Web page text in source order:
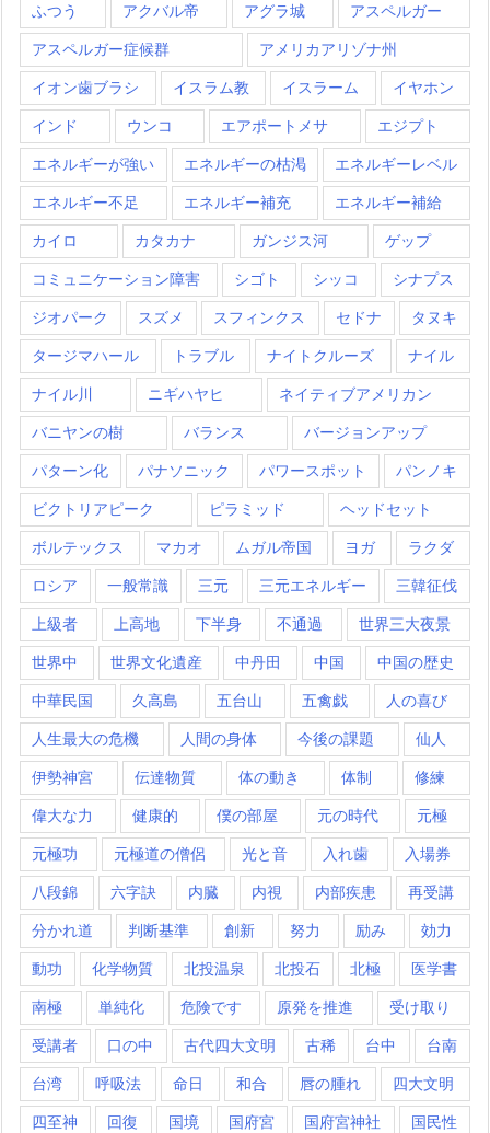
ふつう アクバル帝 アグラ城 アスペルガー
アスペルガー症候群 アメリカアリゾナ州
イオン歯ブラシ イスラム教 イスラーム イヤホン
インド ウンコ エアポートメサ エジプト
エネルギーが強い エネルギーの枯渇 エネルギーレベル
エネルギー不足 エネルギー補充 エネルギー補給
カイロ カタカナ ガンジス河 ゲップ
コミュニケーション障害 シゴト シッコ シナプス
ジオパーク スズメ スフィンクス セドナ タヌキ
タージマハール トラブル ナイトクルーズ ナイル
ナイル川 ニギハヤヒ ネイティブアメリカン
バニヤンの樹 バランス バージョンアップ
パターン化 パナソニック パワースポット パンノキ
ビクトリアピーク ピラミッド ヘッドセット
ボルテックス マカオ ムガル帝国 ヨガ ラクダ
ロシア 一般常識 三元 三元エネルギー 三韓征伐
上級者 上高地 下半身 不通過 世界三大夜景
世界中 世界文化遺産 中丹田 中国 中国の歴史
中華民国 久高島 五台山 五禽戯 人の喜び
人生最大の危機 人間の身体 今後の課題 仙人
伊勢神宮 伝達物質 体の動き 体制 修練
偉大な力 健康的 僕の部屋 元の時代 元極
元極功 元極道の僧侶 光と音 入れ歯 入場券
八段錦 六字訣 内臓 内視 内部疾患 再受講
分かれ道 判断基準 創新 努力 励み 効力
動功 化学物質 北投温泉 北投石 北極 医学書
南極 単純化 危険です 原発を推進 受け取り
受講者 口の中 古代四大文明 古稀 台中 台南
台湾 呼吸法 命日 和合 唇の腫れ 四大文明
四至神 回復 国境 国府宮 国府宮神社 国民性